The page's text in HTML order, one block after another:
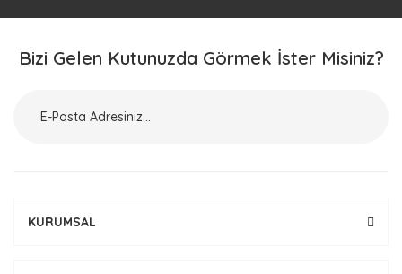
Bizi Gelen Kutunuzda Görmek İster Misiniz?
KURUMSAL